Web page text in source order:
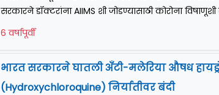
सरकारने डॉक्टरांना AIIMS शी जोडण्यासाठी कोरोना
6 वर्षापूर्वी
भारत सरकारने घातली अँटी-मलेरिया औषध
(Hydroxychloroquine) निर्यातीवर बंदी